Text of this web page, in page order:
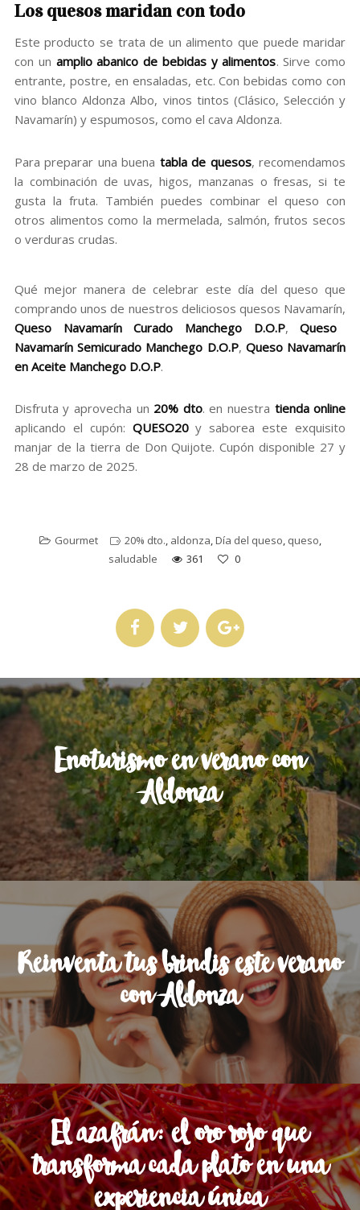
Los quesos maridan con todo
Este producto se trata de un alimento que puede maridar
con un amplio abanico de bebidas y alimentos. Sirve como
entrante, postre, en ensaladas, etc. Con bebidas como con
vino blanco Aldonza Albo, vinos tintos (Clásico, Selección y
Navamarín) y espumosos, como el cava Aldonza.
Para preparar una buena tabla de quesos, recomendamos
la combinación de uvas, higos, manzanas o fresas, si te
gusta la fruta. También puedes combinar el queso con
otros alimentos como la mermelada, salmón, frutos secos
o verduras crudas.
Qué mejor manera de celebrar este día del queso que
comprando unos de nuestros deliciosos quesos Navamarín,
Queso Navamarín Curado Manchego D.O.P,Queso
Navamarín Semicurado Manchego D.O.P, Queso Navamarín
en Aceite Manchego D.O.P.
Disfruta y aprovecha un 20% dto. en nuestra tienda online
aplicando el cupón: QUESO20y saborea este exquisito
manjar de la tierra de Don Quijote. Cupón disponible 27 y
28 de marzo de 2025.
Gourmet 20% dto., aldonza,Día del queso, queso,
saludable
361 0
Enoturismo en verano con
Aldonza
Reinventa tus brindis este verano
con Aldonza
El azafrán: el oro rojo que
transforma cada plato en una
experiencia única